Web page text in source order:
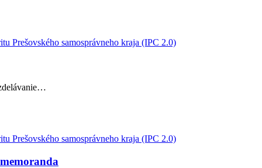
Prešovského samosprávneho kraja (IPC 2.0)
Prešovského samosprávneho kraja (IPC 2.0)